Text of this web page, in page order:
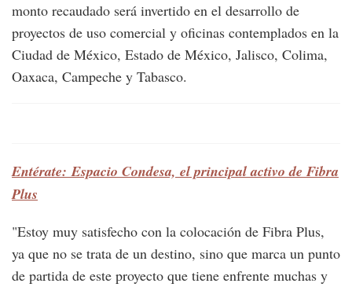
monto recaudado será invertido en el desarrollo de
proyectos de uso comercial y oficinas contemplados en la
Ciudad de México, Estado de México, Jalisco, Colima,
Oaxaca, Campeche y Tabasco.
Entérate: Espacio Condesa, el principal activo de Fibra
Plus
"Estoy muy satisfecho con la colocación de Fibra Plus,
ya que no se trata de un destino, sino que marca un punto
de partida de este proyecto que tiene enfrente muchas y